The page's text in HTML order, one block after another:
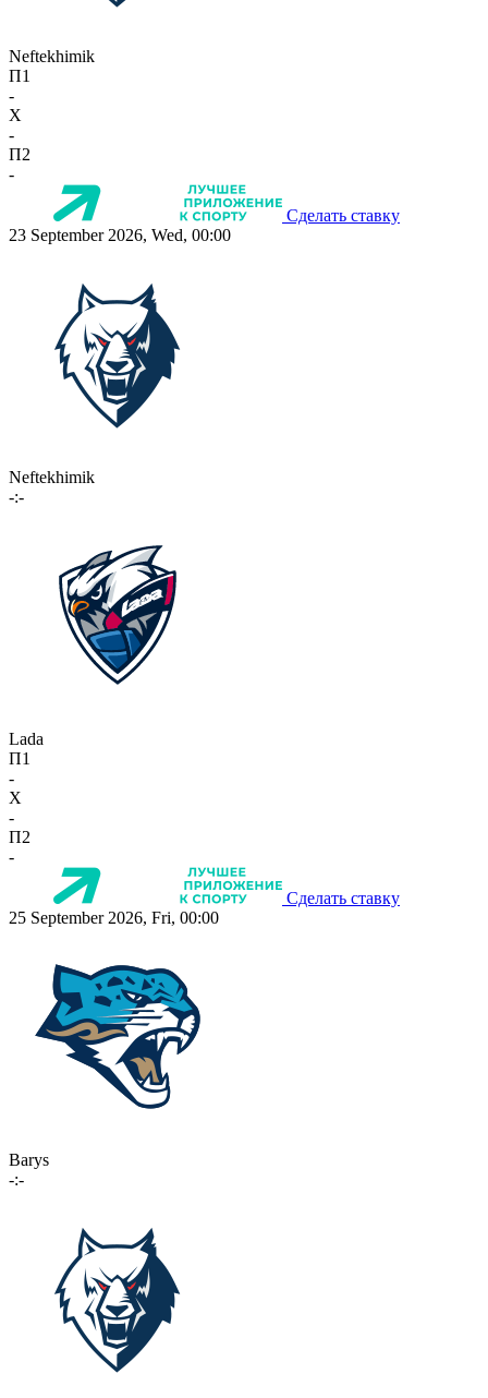
Neftekhimik
П1
-
X
-
П2
-
Сделать ставку
23 September 2026, Wed, 00:00
Neftekhimik
-:-
Lada
П1
-
X
-
П2
-
Сделать ставку
25 September 2026, Fri, 00:00
Barys
-:-